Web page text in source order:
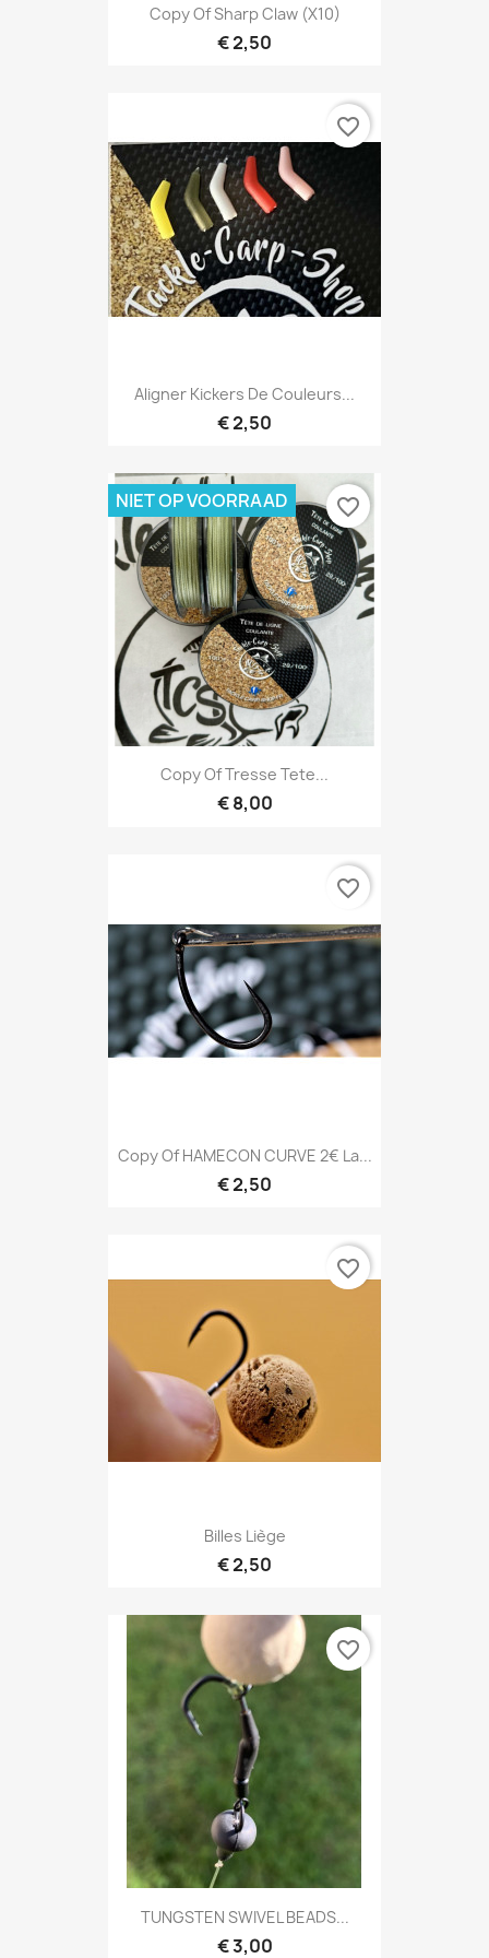
Copy Of Sharp Claw (X10)
€ 2,50
Aligner Kickers De Couleurs...
€ 2,50
favorite_border
Copy Of Tresse Tete...
€ 8,00
NIET OP VOORRAAD favorite_border
Copy Of HAMECON CURVE 2€ La...
€ 2,50
favorite_border
Billes Liège
€ 2,50
favorite_border
TUNGSTEN SWIVEL BEADS...
€ 3,00
favorite_border